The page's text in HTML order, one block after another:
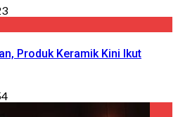
Produk Keramik Kini Ikut